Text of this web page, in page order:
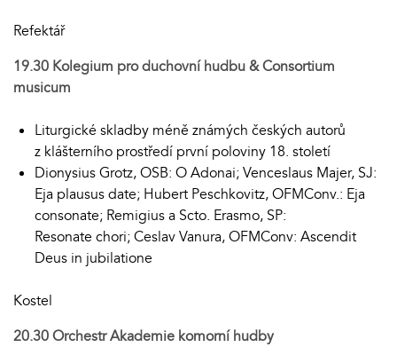
Refektář
19.30 Kolegium pro duchovní hudbu & Consortium
musicum
Liturgické skladby méně známých českých autorů
z klášterního prostředí první poloviny 18. století
Dionysius Grotz, OSB: O Adonai; Venceslaus Majer, SJ:
Eja plausus date; Hubert Peschkovitz, OFMConv.: Eja
consonate; Remigius a Scto. Erasmo, SP:
Resonate chori; Ceslav Vanura, OFMConv: Ascendit
Deus in jubilatione
Kostel
20.30Orchestr Akademie komorní hudby